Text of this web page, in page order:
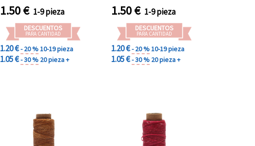
1.50€ 1-9 pieza
DESCUENTOS
PARA CANTIDAD
1.20 €- 20 %10-19 pieza
1.05 €- 30 % 20 pieza +
1.50€ 1-9 pieza
DESCUENTOS
PARA CANTIDAD
1.20 €- 20 %10-19 pieza
1.05 €- 30 % 20 pieza +